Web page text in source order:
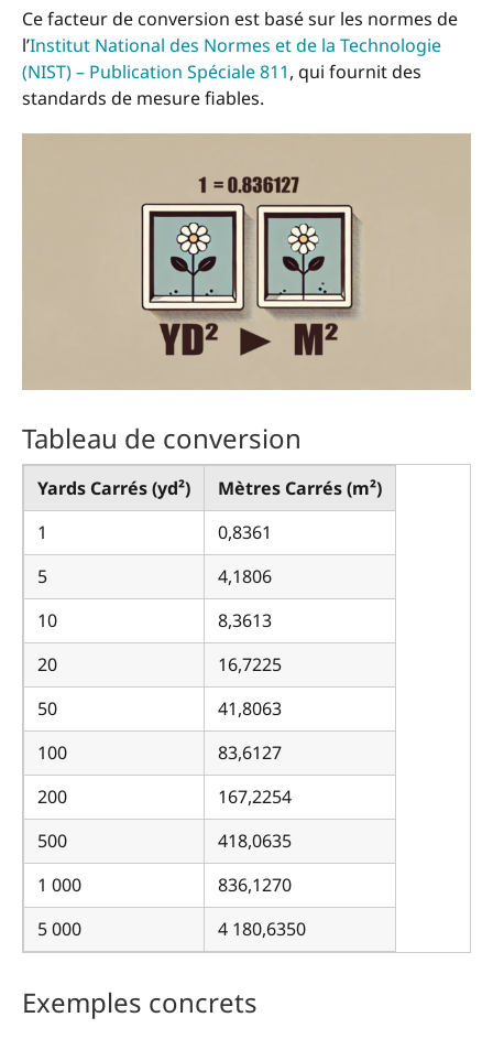
Ce facteur de conversion est basé sur les normes de
l’Institut National des Normes et de la Technologie
(NIST) – Publication Spéciale 811, qui fournit des
standards de mesure fiables.
Tableau de conversion
Yards Carrés (yd²)
Mètres Carrés (m²)
1
0,8361
5
4,1806
10
8,3613
20
16,7225
50
41,8063
100
83,6127
200
167,2254
500
418,0635
1 000
836,1270
5 000
4 180,6350
Exemples concrets